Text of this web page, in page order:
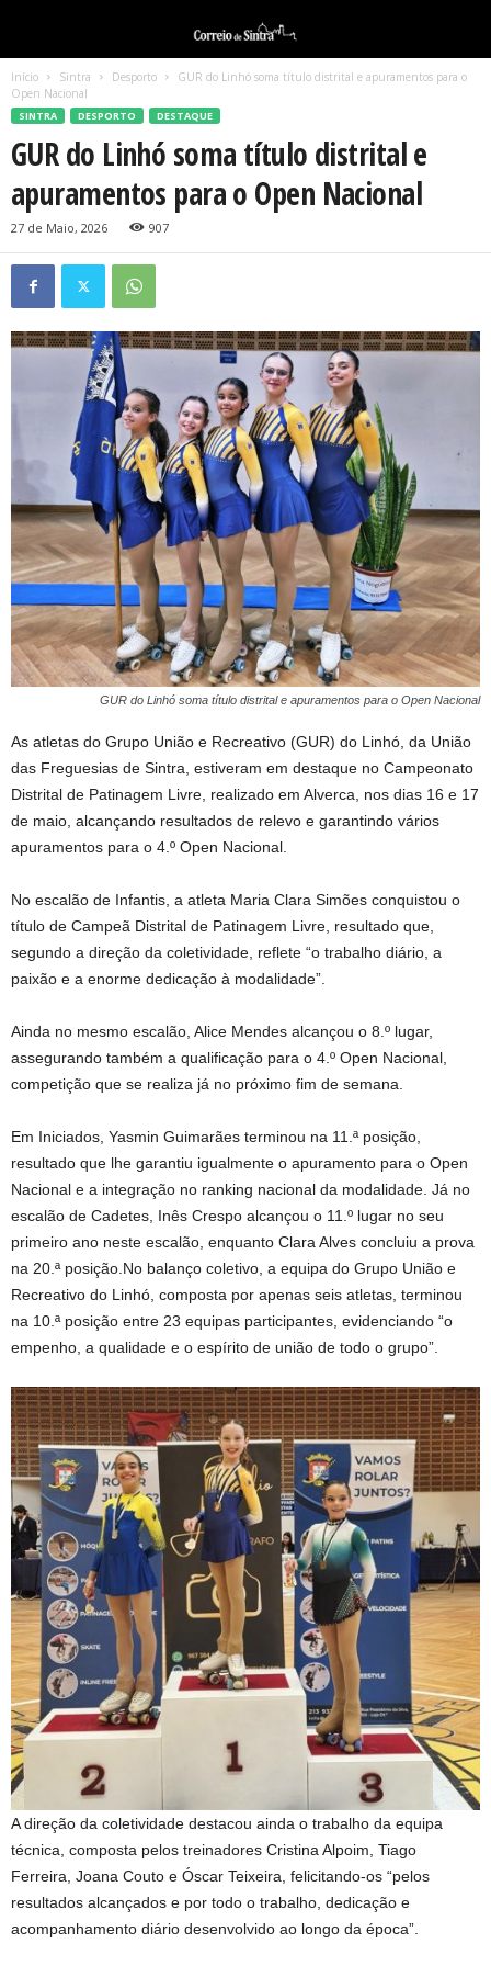
Início Sintra Desporto
GUR do Linhó soma título distrital e apuramentos para o
Open Nacional
SINTRA DESPORTO DESTAQUE
GUR do Linhó soma título distrital e
apuramentos para o Open Nacional
27 de Maio, 2026 907
GUR do Linhó soma título distrital e apuramentos para o Open Nacional
As atletas do Grupo União e Recreativo (GUR) do Linhó, da União
das Freguesias de Sintra, estiveram em destaque no Campeonato
Distrital de Patinagem Livre, realizado em Alverca, nos dias 16 e 17
de maio, alcançando resultados de relevo e garantindo vários
apuramentos para o 4.º Open Nacional.
No escalão de Infantis, a atleta Maria Clara Simões conquistou o
título de Campeã Distrital de Patinagem Livre, resultado que,
segundo a direção da coletividade, reflete “o trabalho diário, a
paixão e a enorme dedicação à modalidade”.
Ainda no mesmo escalão, Alice Mendes alcançou o 8.º lugar,
assegurando também a qualificação para o 4.º Open Nacional,
competição que se realiza já no próximo fim de semana.
Em Iniciados, Yasmin Guimarães terminou na 11.ª posição,
resultado que lhe garantiu igualmente o apuramento para o Open
Nacional e a integração no ranking nacional da modalidade. Já no
escalão de Cadetes, Inês Crespo alcançou o 11.º lugar no seu
primeiro ano neste escalão, enquanto Clara Alves concluiu a prova
na 20.ª posição.No balanço coletivo, a equipa do Grupo União e
Recreativo do Linhó, composta por apenas seis atletas, terminou
na 10.ª posição entre 23 equipas participantes, evidenciando “o
empenho, a qualidade e o espírito de união de todo o grupo”.
A direção da coletividade destacou ainda o trabalho da equipa
técnica, composta pelos treinadores Cristina Alpoim, Tiago
Ferreira, Joana Couto e Óscar Teixeira, felicitando-os “pelos
resultados alcançados e por todo o trabalho, dedicação e
acompanhamento diário desenvolvido ao longo da época”.